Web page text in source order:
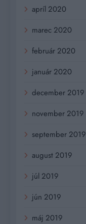
apríl 2020
marec 2020
február 2020
január 2020
december 2019
november 2019
september 2019
august 2019
júl 2019
jún 2019
máj 2019